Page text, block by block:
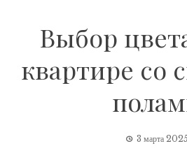
Выбор
квартире со
3 марта 2025